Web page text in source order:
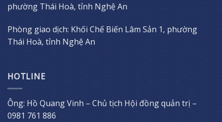
phường Thái Hoà, tỉnh Nghệ An
Phòng giao dịch: Khối Chế Biến Lâm Sản 1, phường
Thái Hoà, tỉnh Nghệ An
HOTLINE
Ông: Hồ Quang Vinh – Chủ tịch Hội đồng quản trị –
0981 761 886